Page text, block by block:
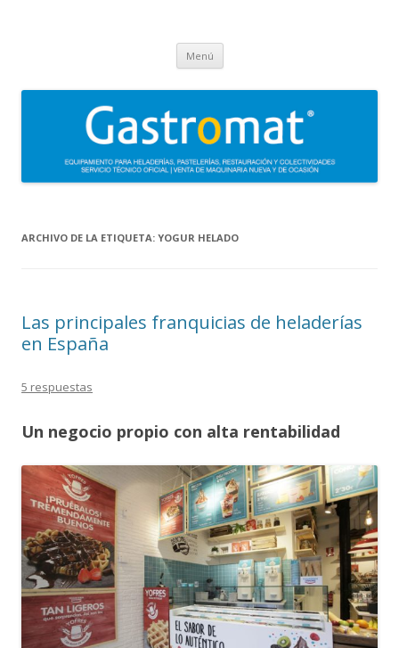
de maquinaria para heladerías, pastelerías, restauración y
Menú Saltar
contenido
ARCHIVO DE LA ETIQUETA: YOGUR HELADO
Las principales franquicias de heladerías
en España
5 respuestas
Un negocio propio con alta rentabilidad